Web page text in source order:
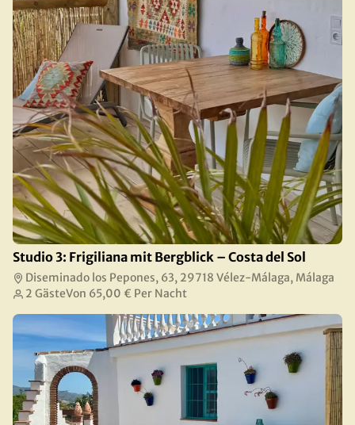
Studio 3: Frigiliana mit Bergblick – Costa del Sol
Diseminado los Pepones, 63, 29718 Vélez-Málaga, Málaga
2 GästeVon 65,00 € Per Nacht